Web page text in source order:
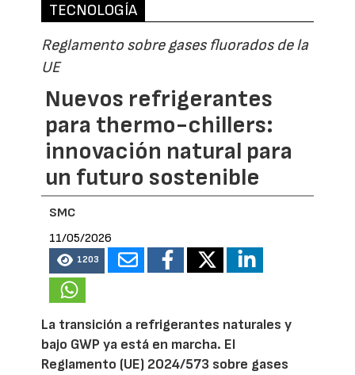
TECNOLOGÍA
Reglamento sobre gases fluorados de la
UE
Nuevos refrigerantes
para thermo-chillers:
innovación natural para
un futuro sostenible
SMC
11/05/2026
1203
La transición a refrigerantes naturales y
bajo GWP ya está en marcha. El
Reglamento (UE) 2024/573 sobre gases